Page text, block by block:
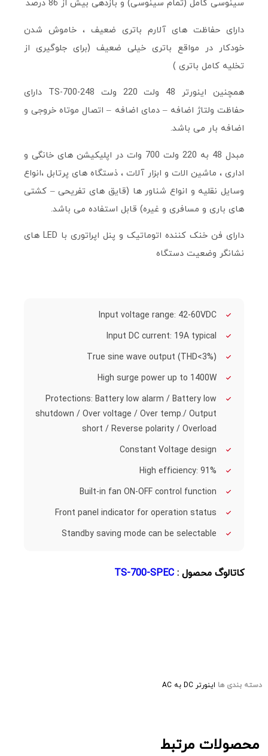
سینوسی کامل (تمام سینوسی) و بازدهی بیش از 86 درصد
دارای حفاظت های آلارم باتری ضعیف ، خاموش شدن
خودکار در مواقع باتری خیلی ضعیف (برای جلوگیری از
تخلیه کامل باتری )
همچنین اینورتر 48 ولت 220 ولت TS-700-248 دارای
حفاظت ولتاژ اضافه – دمای اضافه – اتصال موتاه خروجی و
اضافه بار می باشد.
مبدل 48 به 220 ولت 700 وات در اپلیکیشن های خانگی و
اداری ، ماشین الات و ابزار آلات ، ذستگاه های پرتابل ،انواع
وسایل نقلیه و انواع شناور ها (قایق های تفریحی – کشتی
های باری و مسافری و غیره) قابل استفاده می باشد.
دارای فن خنک کننده اتوماتیک و پنل اپراتوری با LED های
نشانگر وضعیت دستگاه
Input voltage range: 42-60VDC
Input DC current: 19A typical
True sine wave output (THD<3%)
High surge power up to 1400W
Protections: Battery low alarm / Battery low
shutdown / Over voltage / Over temp./ Output
short / Reverse polarity / Overload
Constant Voltage design
High efficiency: 91%
Built-in fan ON-OFF control function
Front panel indicator for operation status
Standby saving mode can be selectable
کاتالوگ محصول : TS-700-SPEC
دسته بندی ها اینورتر DC به AC
محصولات مرتبط